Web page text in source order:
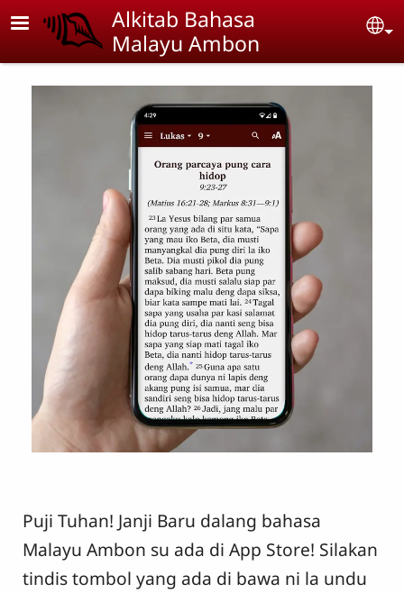
Skip to main contentAlkitab Bahasa
Malayu Ambon
Puji Tuhan! Janji Baru dalang bahasa
Malayu Ambon su ada di App Store! Silakan
tindis tombol yang ada di bawa ni la undu